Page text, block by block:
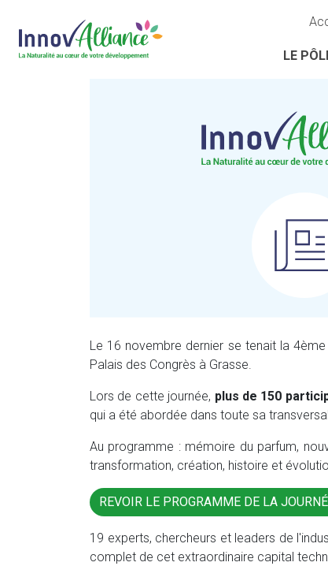
LE
Le 16 novembre dernier se tenait la
Palais des Congrès à Grasse.
Lors de cette journée, plus de 150
qui a été abordée dans toute sa
Au programme : mémoire du parfum,
transformation, création, histoire et
REVOIR LE PROGRAMME DE LA
19 experts, chercheurs et leaders de
complet de cet extraordinaire capital